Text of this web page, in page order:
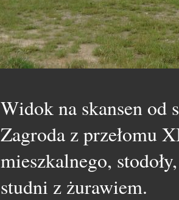
Widok na skansen od
Zagroda z przełomu
mieszkalnego,
studni z żurawiem.